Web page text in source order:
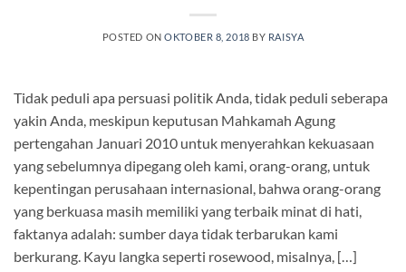
POSTED ONOKTOBER 8, 2018 BY RAISYA
Tidak peduli apa persuasi politik Anda, tidak peduli seberapa
yakin Anda, meskipun keputusan Mahkamah Agung
pertengahan Januari 2010 untuk menyerahkan kekuasaan
yang sebelumnya dipegang oleh kami, orang-orang, untuk
kepentingan perusahaan internasional, bahwa orang-orang
yang berkuasa masih memiliki yang terbaik minat di hati,
faktanya adalah: sumber daya tidak terbarukan kami
berkurang. Kayu langka seperti rosewood, misalnya, […]